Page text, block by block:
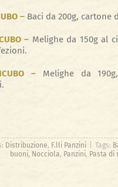
– Baci da 200g, cartone
– Melighe da 150g al
–Melighe da
Distribuzione, F.lli Panzini Tags:
buoni, Nocciola, Panzini, Pasta di